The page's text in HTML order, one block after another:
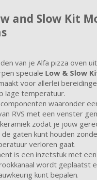
and Slow Kit
van je Alfa pizza oven
speciale Low & Slow
voor allerlei
lage temperatuur.
waaronder
RVS met een venster
zodat je jouw
gaten kunt houden
verloren gaat.
is een inzetstuk met
wordt geplaatst
kunt bepalen.